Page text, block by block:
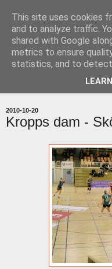
med stort och smått från
2010-10-20
Kropps dam -
This site uses cookies
and to analyze traffic.
shared with Google
metrics to ensure
statistics, and to detect